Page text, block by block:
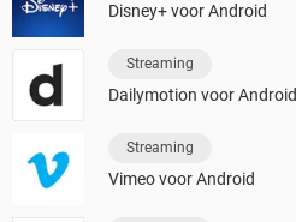
Disney+ voor Android
Streaming
Dailymotion voor Android
Streaming
Vimeo voor Android